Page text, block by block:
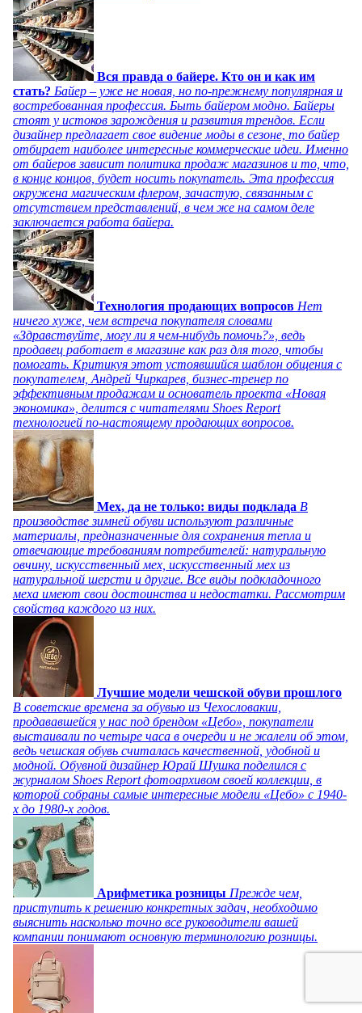
Вся правда о байере. Кто он и как им
стать? Байер – уже не новая, но по-прежнему популярная и
востребованная профессия. Быть байером модно. Байеры
стоят у истоков зарождения и развития трендов. Если
дизайнер предлагает свое видение моды в сезоне, то байер
отбирает наиболее интересные коммерческие идеи. Именно
от байеров зависит политика продаж магазинов и то, что,
в конце концов, будет носить покупатель. Эта профессия
окружена магическим флером, зачастую, связанным с
отсутствием представлений, в чем же на самом деле
заключается работа байера.
Технология продающих вопросов Нет
ничего хуже, чем встреча покупателя словами
«Здравствуйте, могу ли я чем-нибудь помочь?», ведь
продавец работает в магазине как раз для того, чтобы
помогать. Критикуя этот устоявшийся шаблон общения с
покупателем, Андрей Чиркарев, бизнес-тренер по
эффективным продажам и основатель проекта «Новая
экономика», делится с читателями Shoes Report
технологией по-настоящему продающих вопросов.
Мех, да не только: виды подклада В
производстве зимней обуви используют различные
материалы, предназначенные для сохранения тепла и
отвечающие требованиям потребителей: натуральную
овчину, искусственный мех, искусственный мех из
натуральной шерсти и другие. Все виды подкладочного
меха имеют свои достоинства и недостатки. Рассмотрим
свойства каждого из них.
Лучшие модели чешской обуви прошлого
В советские времена за обувью из Чехословакии,
продававшейся у нас под брендом «Цебо», покупатели
выстаивали по четыре часа в очереди и не жалели об этом,
ведь чешская обувь считалась качественной, удобной и
модной. Обувной дизайнер Юрай Шушка поделился с
журналом Shoes Report фотоархивом своей коллекции, в
которой собраны самые интересные модели «Цебо» с 1940-
х до 1980-х годов.
Арифметика розницы Прежде чем,
приступить к решению конкретных задач, необходимо
выяснить насколько точно все руководители вашей
компании понимают основную терминологию розницы.